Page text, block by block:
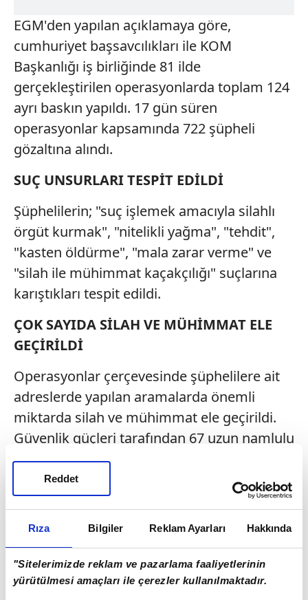
Rıza Bilgiler Reklam Ayarları Hakkında
"Sitelerimizde reklam ve pazarlama faaliyetlerinin
yürütülmesi amaçları ile çerezler kullanılmaktadır.
Reddet
EGM'den yapılan açıklamaya göre,
cumhuriyet başsavcılıkları ile KOM
Başkanlığı iş birliğinde 81 ilde
gerçekleştirilen operasyonlarda toplam 124
ayrı baskın yapıldı. 17 gün süren
operasyonlar kapsamında 722 şüpheli
gözaltına alındı.
SUÇ UNSURLARI TESPİT EDİLDİ
Şüphelilerin; "suç işlemek amacıyla silahlı
örgüt kurmak", "nitelikli yağma", "tehdit",
"kasten öldürme", "mala zarar verme" ve
"silah ile mühimmat kaçakçılığı" suçlarına
karıştıkları tespit edildi.
ÇOK SAYIDA SİLAH VE MÜHİMMAT ELE
GEÇİRİLDİ
Operasyonlar çerçevesinde şüphelilere ait
adreslerde yapılan aramalarda önemli
miktarda silah ve mühimmat ele geçirildi.
Güvenlik güçleri tarafından 67 uzun namlulu
silah, 383 tabanca, 66 av tüfeği, 29 kurusıkı
tabanca, 14 bin 3 fişek ve 1329 silah
parçasına el konuldu.